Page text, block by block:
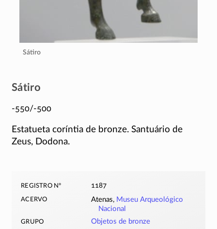
Sátiro
Sátiro
-550/-500
Estatueta coríntia de bronze. Santuário de
Zeus, Dodona.
registro nº 1187
acervo Atenas, Museu Arqueológico
Nacional
grupo Objetos de bronze